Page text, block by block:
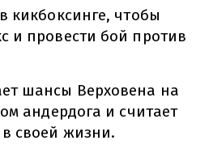
кикбоксинге, чтобы
и провести бой против
шансы Верховена на
андердога и считает
своей жизни.